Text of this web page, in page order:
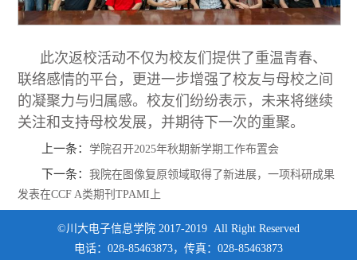
此次返校活动不仅为校友们提供了重温青春、
联络感情的平台，更进一步增强了校友与母校之间
的凝聚力与归属感。校友们纷纷表示，未来将继续
关注和支持母校发展，并期待下一次的重聚。
上一条：学院召开2025年秋期新学期工作布置会
下一条：我院在图像复原领域取得了新进展，一项科研成果
发表在CCF A类期刊TPAMI上
©川大电子信息学院 2017-2019 All Right Reserved
电话：028-85463873，传真：028-85463873